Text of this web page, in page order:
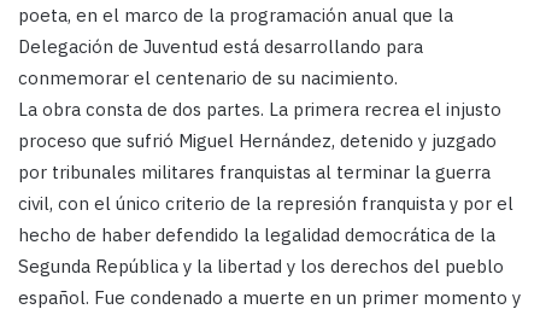
poeta, en el marco de la programación anual que la
Delegación de Juventud está desarrollando para
conmemorar el centenario de su nacimiento.
La obra consta de dos partes. La primera recrea el injusto
proceso que sufrió Miguel Hernández, detenido y juzgado
por tribunales militares franquistas al terminar la guerra
civil, con el único criterio de la represión franquista y por el
hecho de haber defendido la legalidad democrática de la
Segunda República y la libertad y los derechos del pueblo
español. Fue condenado a muerte en un primer momento y